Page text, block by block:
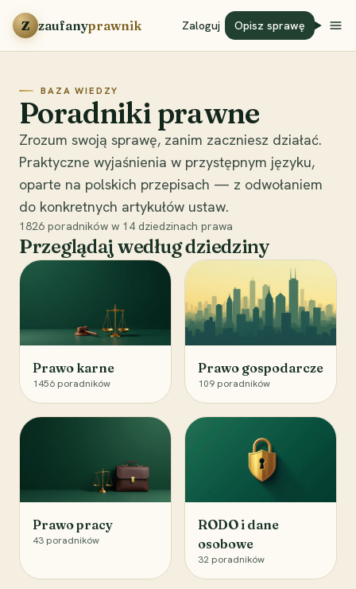
Przejdź do treści
Z zaufanyprawnik Zaloguj Opisz sprawę
BAZA WIEDZY
Poradniki prawne
Zrozum swoją sprawę, zanim zaczniesz działać.
Praktyczne wyjaśnienia w przystępnym języku,
oparte na polskich przepisach — z odwołaniem
do konkretnych artykułów ustaw.
1826 poradników w 14 dziedzinach prawa
Przeglądaj według dziedziny
Prawo karne
1456 poradników
Prawo gospodarcze
109 poradników
Prawo pracy
43 poradników
RODO i dane
osobowe
32 poradników